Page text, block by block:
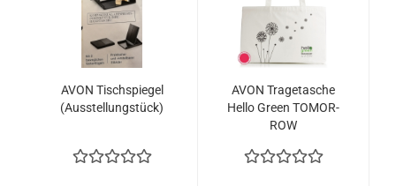
AVON Tisch­spie­gel
(Aus­stel­lung­stück)
AVON Tra­ge­ta­sche
Hello Green TO­MOR­
ROW